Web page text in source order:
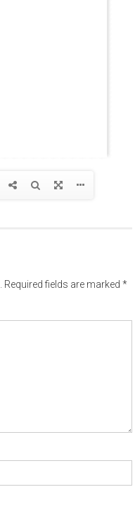
Required fields are marked*